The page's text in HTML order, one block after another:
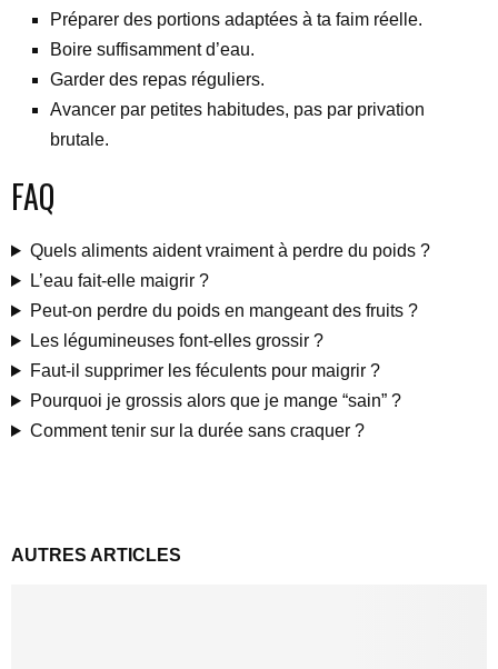
Préparer des portions adaptées à ta faim réelle.
Boire suffisamment d’eau.
Garder des repas réguliers.
Avancer par petites habitudes, pas par privation
brutale.
FAQ
Quels aliments aident vraiment à perdre du poids ?
L’eau fait-elle maigrir ?
Peut-on perdre du poids en mangeant des fruits ?
Les légumineuses font-elles grossir ?
Faut-il supprimer les féculents pour maigrir ?
Pourquoi je grossis alors que je mange “sain” ?
Comment tenir sur la durée sans craquer ?
AUTRES ARTICLES